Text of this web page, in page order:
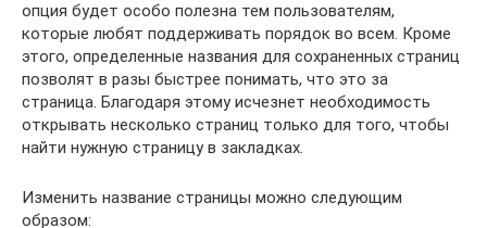
опция будет особо полезна тем пользователям,
которые любят поддерживать порядок во всем. Кроме
этого, определенные названия для сохраненных страниц
позволят в разы быстрее понимать, что это за
страница. Благодаря этому исчезнет необходимость
открывать несколько страниц только для того, чтобы
найти нужную страницу в закладках.
Изменить название страницы можно следующим
образом: